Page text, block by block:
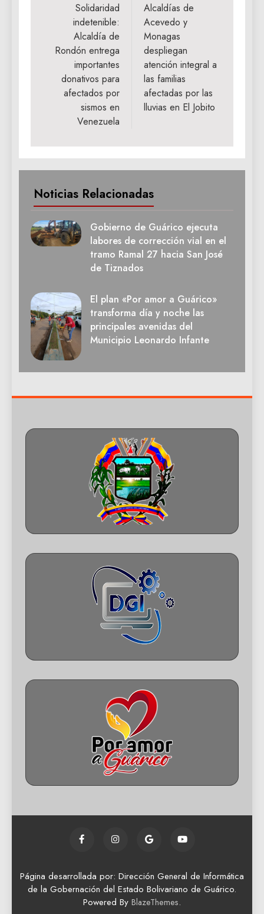
entradas
‎Solidaridad
indetenible:
Alcaldía de
Rondón entrega
importantes
donativos para
afectados por
sismos en
Venezuela
Alcaldías de
Acevedo y
Monagas
despliegan
atención integral a
las familias
afectadas por las
lluvias en El Jobito
Noticias Relacionadas
Gobierno de Guárico ejecuta
labores de corrección vial en el
tramo Ramal 27 hacia San José
de Tiznados
El plan «Por amor a Guárico»
transforma día y noche las
principales avenidas del
Municipio Leonardo Infante
Página desarrollada por: Dirección General de Informática
de la Gobernación del Estado Bolivariano de Guárico.
Powered By BlazeThemes.